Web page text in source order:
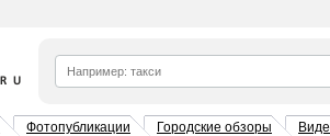
Фотопубликации Городские обзоры